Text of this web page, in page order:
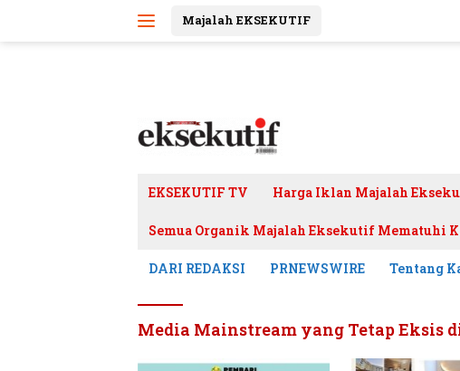
Majalah EKSEKUTIF
EKSEKUTIF TV Harga Iklan Majalah
Semua Organik Majalah Eksekutif Mematuhi
DARI REDAKSI PRNEWSWIRE Tentang
Media Mainstream yang Tetap Eksis